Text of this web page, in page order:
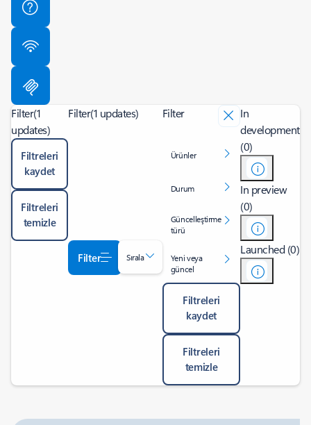
Filter(1
updates)
Filtreleri
kaydet
Filtreleri
temizle
Filter(1 updates)
Filter Sırala
Filter
Ürünler
Durum
Güncelleştirme
türü
Yeni veya
güncel
Filtreleri
kaydet
Filtreleri
temizle
In
development
(0)
In preview
(0)
Launched (0)